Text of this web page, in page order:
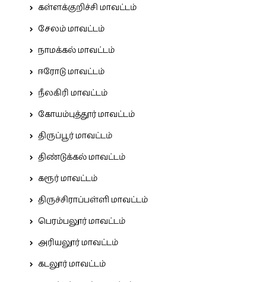
கள்ளக்குறிச்சி மாவட்டம்
சேலம் மாவட்டம்
நாமக்கல் மாவட்டம்
ஈரோடு மாவட்டம்
நீலகிரி மாவட்டம்
கோயம்புத்தூர் மாவட்டம்
திருப்பூர் மாவட்டம்
திண்டுக்கல் மாவட்டம்
கரூர் மாவட்டம்
திருச்சிராப்பள்ளி மாவட்டம்
பெரம்பலூர் மாவட்டம்
அரியலூர் மாவட்டம்
கடலூர் மாவட்டம்